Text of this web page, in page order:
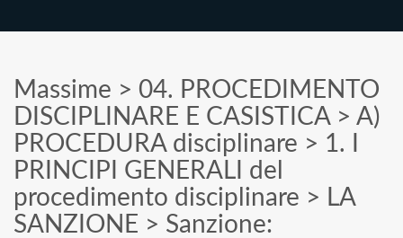
Massime > 04. PROCEDIMENTO
DISCIPLINARE E CASISTICA> A)
PROCEDURA disciplinare > 1. I
PRINCIPI GENERALI del
procedimento disciplinare > LA
SANZIONE > Sanzione: